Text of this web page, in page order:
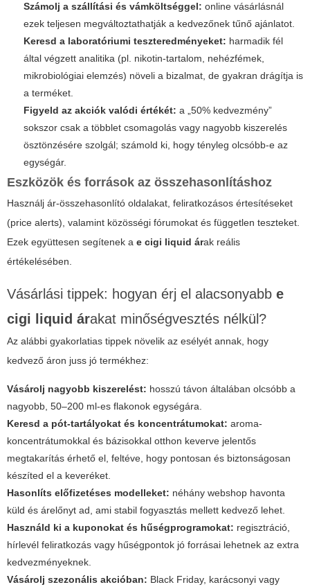
Számolj a szállítási és vámköltséggel: online vásárlásnál
ezek teljesen megváltoztathatják a kedvezőnek tűnő ajánlatot.
Keresd a laboratóriumi teszteredményeket: harmadik fél
által végzett analitika (pl. nikotin-tartalom, nehézfémek,
mikrobiológiai elemzés) növeli a bizalmat, de gyakran drágítja is
a terméket.
Figyeld az akciók valódi értékét: a „50% kedvezmény”
sokszor csak a többlet csomagolás vagy nagyobb kiszerelés
ösztönzésére szolgál; számold ki, hogy tényleg olcsóbb-e az
egységár.
Eszközök és források az összehasonlításhoz
Használj ár-összehasonlító oldalakat, feliratkozásos értesítéseket
(price alerts), valamint közösségi fórumokat és független teszteket.
Ezek együttesen segítenek a e cigi liquid árak reális
értékelésében.
Vásárlási tippek: hogyan érj el alacsonyabb e
cigi liquid árakat minőségvesztés nélkül?
Az alábbi gyakorlatias tippek növelik az esélyét annak, hogy
kedvező áron juss jó termékhez:
Vásárolj nagyobb kiszerelést: hosszú távon általában olcsóbb a
nagyobb, 50–200 ml-es flakonok egységára.
Keresd a pót-tartályokat és koncentrátumokat: aroma-
koncentrátumokkal és bázisokkal otthon keverve jelentős
megtakarítás érhető el, feltéve, hogy pontosan és biztonságosan
készíted el a keveréket.
Hasonlíts előfizetéses modelleket: néhány webshop havonta
küld és árelőnyt ad, ami stabil fogyasztás mellett kedvező lehet.
Használd ki a kuponokat és hűségprogramokat: regisztráció,
hírlevél feliratkozás vagy hűségpontok jó forrásai lehetnek az extra
kedvezményeknek.
Vásárolj szezonális akcióban: Black Friday, karácsonyi vagy